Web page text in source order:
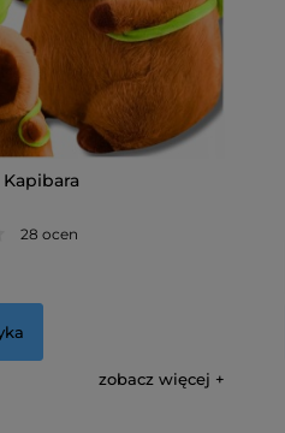
28 ocen
zobacz więcej